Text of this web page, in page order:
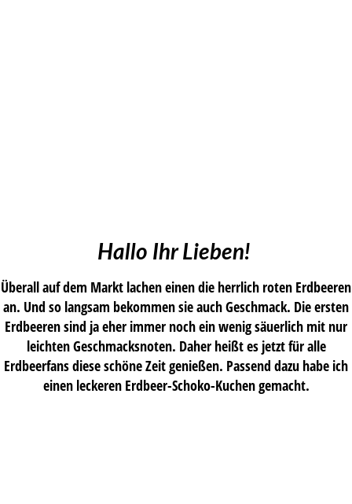
Hallo Ihr Lieben!
Überall auf dem Markt lachen einen die herrlich roten Erdbeeren
an. Und so langsam bekommen sie auch Geschmack. Die ersten
Erdbeeren sind ja eher immer noch ein wenig säuerlich mit nur
leichten Geschmacksnoten. Daher heißt es jetzt für alle
Erdbeerfans diese schöne Zeit genießen. Passend dazu habe ich
einen leckeren Erdbeer-Schoko-Kuchen gemacht.